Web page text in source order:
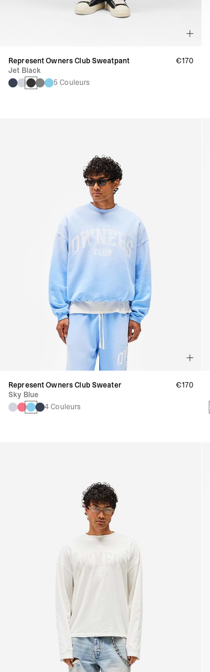
Represent Owners Club Sweatpant
Jet Black
5 Couleurs
€170
Represent Owners Club Sweater
Sky Blue
4 Couleurs
€170